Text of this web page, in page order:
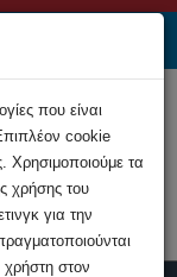
που είναι
cookie
Χρησιμοποιούμε τα
χρήσης του
για την
στον